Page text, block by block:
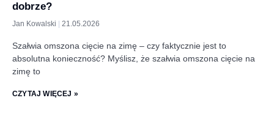
dobrze?
Jan Kowalski 21.05.2026
Szałwia omszona cięcie na zimę – czy faktycznie jest to
absolutna konieczność? Myślisz, że szałwia omszona cięcie na
zimę to
CZYTAJ WIĘCEJ »